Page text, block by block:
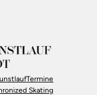
Termine
Skating